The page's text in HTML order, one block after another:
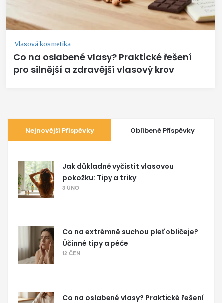
Vlasová kosmetika
Co na oslabené vlasy? Praktické řešení
pro silnější a zdravější vlasový krov
Nejnovější Příspěvky Oblíbené Příspěvky
Jak důkladně vyčistit vlasovou
pokožku: Tipy a triky
3 ÚNO
Co na extrémně suchou pleť obličeje?
Účinné tipy a péče
12 ČEN
Co na oslabené vlasy? Praktické řešení